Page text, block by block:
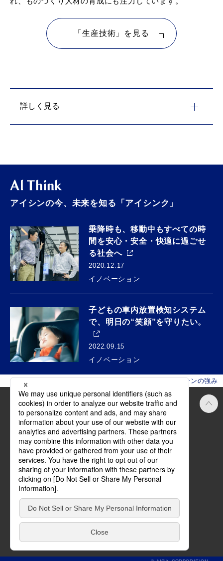
「生産技術」を見る
詳しく見る
アイシンの今、未来を知る「アイシンク」
乗降時も、移動中もすべての時
間を安心・安全・快適に過ごせ
る社会へ
2020.12.17
イノベーション
子どもの車内放置検知システム
で、明日の“笑顔”を守りたい。
2022.09.15
イノベーション
アイシンの強み
Official SNS
ご利用にあたって
方針・規約
サイトマップ
お問い合わせ